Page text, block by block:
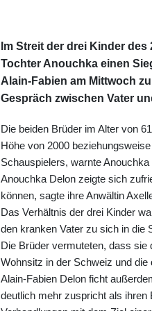
Im Streit der drei Kinder
Tochter Anouchka einen
Alain-Fabien am Mittwoch
Gespräch zwischen Vater
Die beiden Brüder im Alter von
Höhe von 2000
Schauspielers, warnte
Anouchka Delon zeigte sich
können, sagte ihre Anwältin
Das Verhältnis der drei Kinder
den kranken Vater zu sich in die
Die Brüder vermuteten, dass
Wohnsitz in der Schweiz und die
Alain-Fabien Delon ficht
deutlich mehr zuspricht als ihren